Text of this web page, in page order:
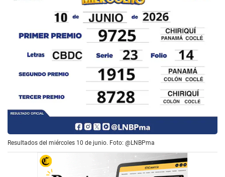
Resultados del miércoles 10 de junio. Foto: @LNBPma